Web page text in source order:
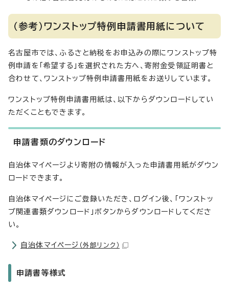
（参考）ワンストップ特例申請書用紙について
名古屋市では、ふるさと納税をお申込みの際にワンストップ特
例申請を「希望する」を選択された方へ、寄附金受領証明書と
合わせて、ワンストップ特例申請書用紙をお送りしています。
ワンストップ特例申請書用紙は、以下からダウンロードしてい
ただくこともできます。
申請書類のダウンロード
自治体マイページより寄附の情報が入った申請書用紙がダウン
ロードできます。
自治体マイページにご登録いただき、ログイン後、「ワンストッ
プ関連書類ダウンロード」ボタンからダウンロードしてくださ
い。
自治体マイページ （外部リンク）
申請書等様式